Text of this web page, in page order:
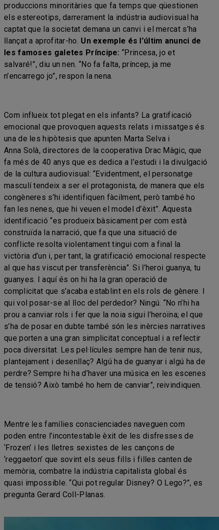
produccions minoritàries que fa temps que qüestionen
els estereotips, darrerament la indústria audiovisual ha
captat que la societat demana un canvi i el mercat s’ha
llançat a aprofitar-ho. Un exemple és l’últim anunci de
les famoses galetes Príncipe:“Princesa, jo et
salvaré!”, diu un nen. “No fa falta, príncep, ja me
n’encarrego jo”, respon la nena.
Com influeix tot plegat en els infants? La gratificació
emocional que provoquen aquests relats i missatges és
una de les hipòtesis que apunten Marta Selva i
Anna Solà, directores de la cooperativa Drac Màgic, que
fa més de 40 anys que es dedica a l’estudi i la divulgació
de la cultura audiovisual: “Evidentment, el personatge
masculí tendeix a ser el protagonista, de manera que els
congèneres s’hi identifiquen fàcilment, però també ho
fan les nenes, que hi veuen el model d’èxit”. Aquesta
identificació “es produeix bàsicament per com està
construïda la narració, que fa que una situació de
conflicte resolta violentament tingui com a final la
victòria d’un i, per tant, la gratificació emocional respecte
al que has viscut per transferència”. Si l’heroi guanya, tu
guanyes. I aquí és on hi ha la gran operació de
complicitat que s’acaba establint en els rols de gènere. I
qui vol posar-se al lloc del perdedor? Ningú. “No n’hi ha
prou a canviar rols i fer que la noia sigui l’heroïna; el que
s’ha de posar en dubte també són les inèrcies narratives
que porten a una gran simplicitat conceptual i a reflectir
poca diversitat. Les pel·lícules sempre han de tenir nus,
plantejament i desenllaç? Algú ha de guanyar i algú ha de
perdre? Sempre hi ha d’haver una música en les escenes
de tensió? Això també ho hem de canviar”, reivindiquen.
Mentre les famílies conscienciades naveguen com
poden entre l’incontestable èxit de les disfresses de
‘Frozen’ i les lletres sexistes de les cançons de
‘reggaeton’ que sovint els seus fills i filles canten de
memòria, combatre la indústria capitalista global és
quasi impossible. “Qui pot regular Disney? O Lego?”, es
pregunta Gerard Coll-Planas.